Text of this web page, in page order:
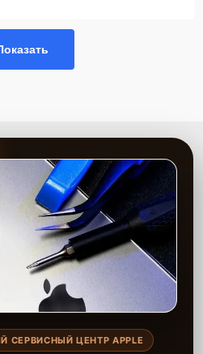
только проверенных запчастей.
быстро и с соблюдением всех
предоставляется гарантия.
ЦЕНТР APPLE